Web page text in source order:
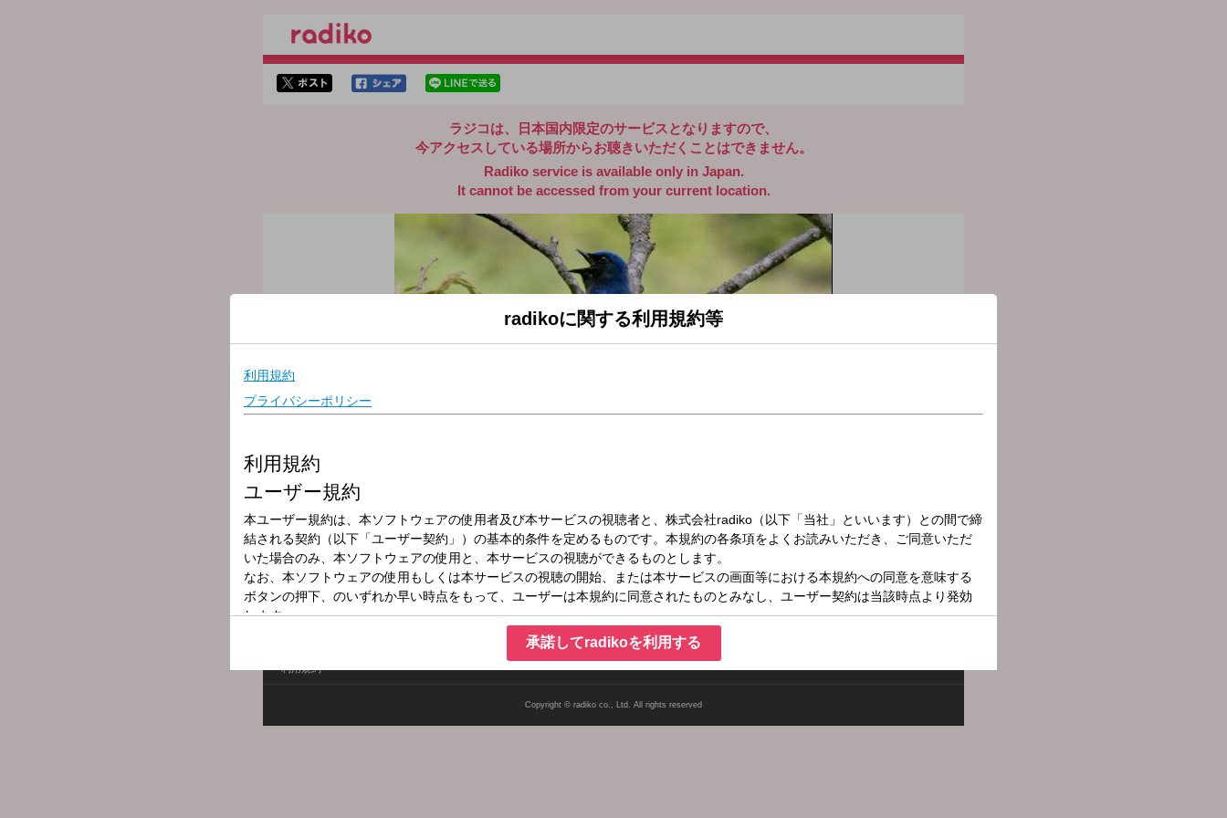
ラジコは、日本国内限定のサービスとなりますので、
今アクセスしている場所からお聴きいただくことはできません。
Radiko service is available only in Japan.
It cannot be accessed from your current location.
放送局
放送時間
2025年8月17日（日）06:00～06:05
番組名
朝の小鳥（最終週：番組審議会だより）
利用規約
Copyright © radiko co., Ltd. All rights reserved
radikoに関する利用規約等
承諾してradikoを利用する